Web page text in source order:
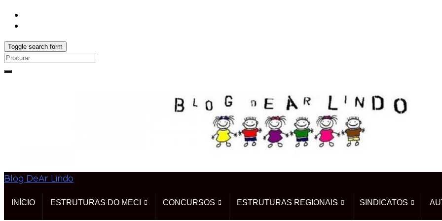
Toggle search form
Search
Blog DeAr Lindo
INÍCIO ESTRUTURAS DO MECI CONCURSOS ESTRUTURAS REGIONAIS SINDICATOS